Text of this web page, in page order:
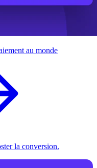
au monde
la conversion.